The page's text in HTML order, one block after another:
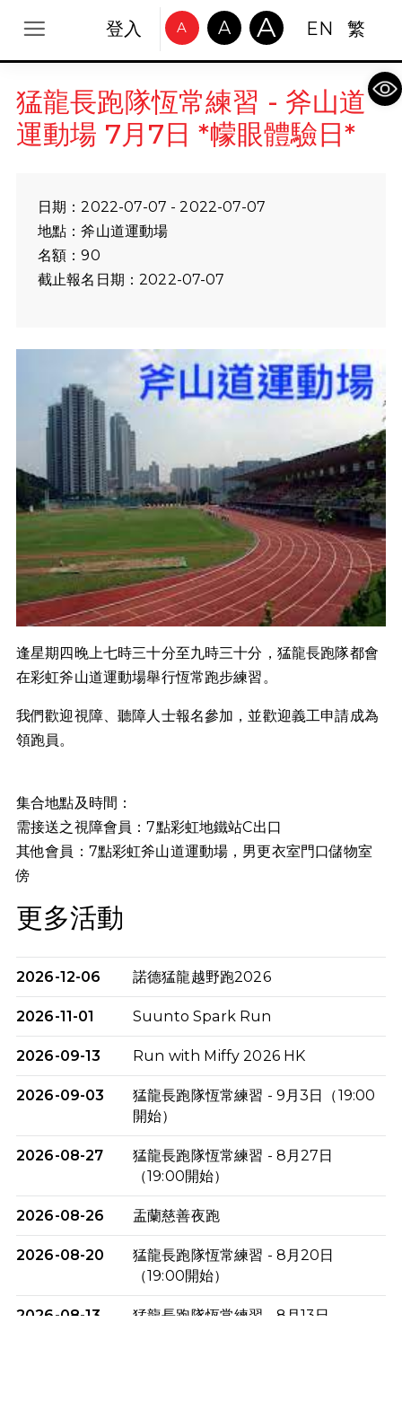
登入 A A A EN 繁
猛龍長跑隊恆常練習 - 斧山道
運動場 7月7日 *幪眼體驗日*
日期：2022-07-07 - 2022-07-07
地點：斧山道運動場
名額：90
截止報名日期：2022-07-07
逢星期四晚上七時三十分至九時三十分，猛龍長跑隊都會
在彩虹斧山道運動場舉行恆常跑步練習。
我們歡迎視障、聽障人士報名參加，並歡迎義工申請成為
領跑員。
集合地點及時間：
需接送之視障會員：7點彩虹地鐵站C出口
其他會員：7點彩虹斧山道運動場，男更衣室門口儲物室
傍
更多活動
2026-12-06 諾德猛龍越野跑2026
2026-11-01 Suunto Spark Run
2026-09-13 Run with Miffy 2026 HK
2026-09-03
猛龍長跑隊恆常練習 - 9月3日（19:00
開始）
2026-08-27
猛龍長跑隊恆常練習 - 8月27日
（19:00開始）
2026-08-26 盂蘭慈善夜跑
2026-08-20
猛龍長跑隊恆常練習 - 8月20日
（19:00開始）
2026-08-13
猛龍長跑隊恆常練習 - 8月13日